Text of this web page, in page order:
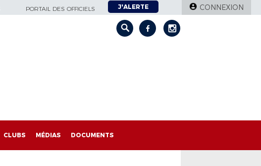
PORTAIL DES OFFICIELS J'ALERTE CONNEXION
CLUBS MÉDIAS DOCUMENTS